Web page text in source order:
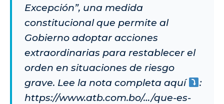
Excepción”, una medida
constitucional que permite al
Gobierno adoptar acciones
extraordinarias para restablecer el
orden en situaciones de riesgo
grave. Lee la nota completa aquí
:
https://www.atb.com.bo/…/que-es-